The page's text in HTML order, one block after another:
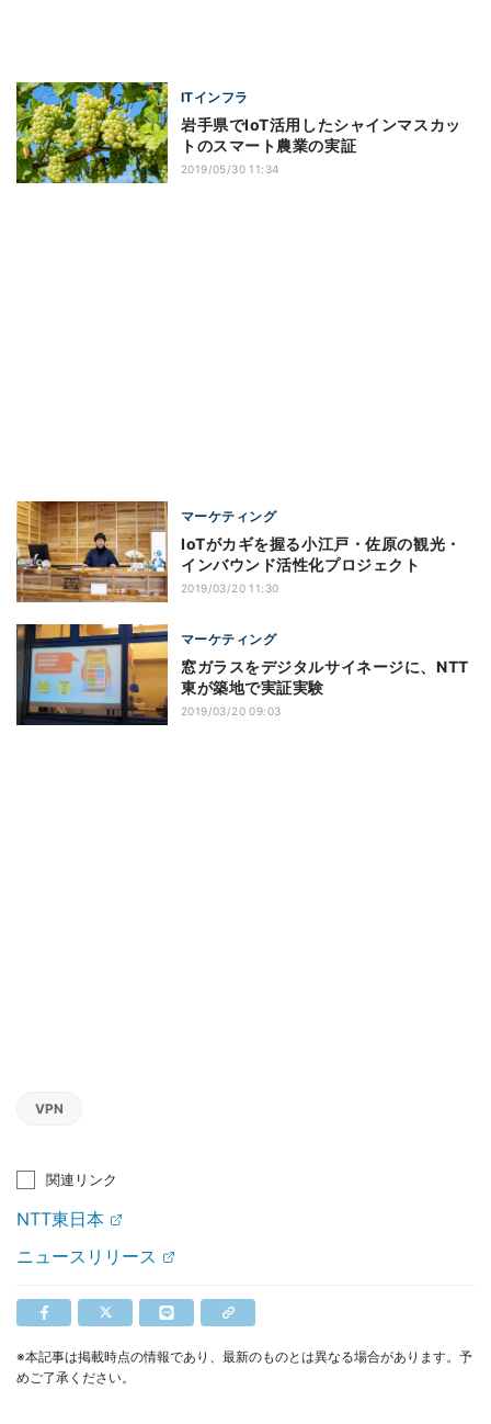
ITインフラ
岩手県でIoT活用したシャインマスカッ
トのスマート農業の実証
2019/05/30 11:34
マーケティング
IoTがカギを握る小江戸・佐原の観光・
インバウンド活性化プロジェクト
2019/03/20 11:30
マーケティング
窓ガラスをデジタルサイネージに、NTT
東が築地で実証実験
2019/03/20 09:03
VPN
関連リンク
NTT東日本
ニュースリリース
※本記事は掲載時点の情報であり、最新のものとは異なる場合があります。予
めご了承ください。